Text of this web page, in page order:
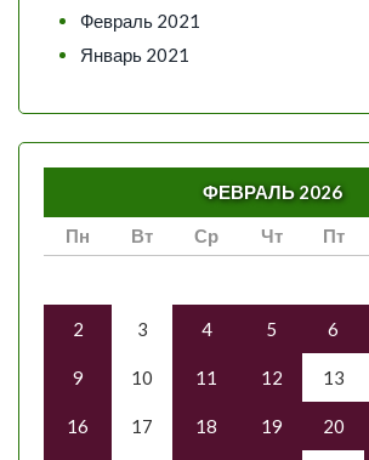
Февраль 2021
Январь 2021
ФЕВРАЛЬ 2026
Пн
Вт Ср Чт Пт
2 3 4 5 6
9 10 11 12 13
16 17 18 19 20